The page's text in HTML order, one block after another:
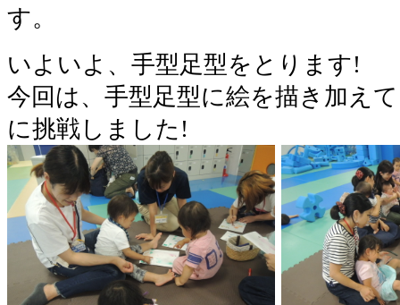
す。
いよいよ、手型足型をとります!
今回は、手型足型に絵を描き加え
に挑戦しました!